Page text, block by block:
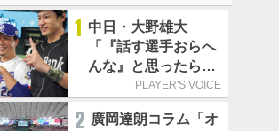
1 中日・大野雄大
「『話す選手おらへ
んな』と思ったら坂
本勇人が来た！」／
PLAYER'S VOICE
2 廣岡達朗コラム「オ